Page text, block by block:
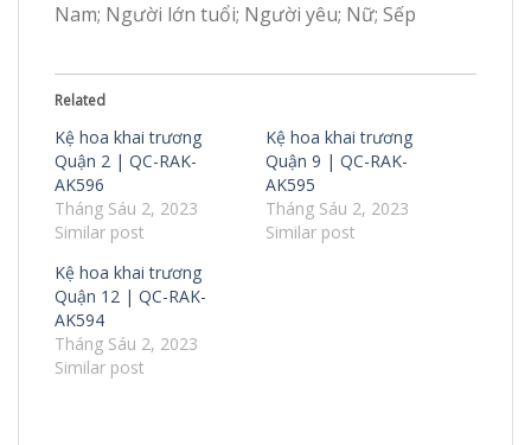
Nam; Người lớn tuổi; Người yêu; Nữ; Sếp
Related
Kệ hoa khai trương
Quận 2 | QC-RAK-
AK596
Tháng Sáu 2, 2023
Similar post
Kệ hoa khai trương
Quận 9 | QC-RAK-
AK595
Tháng Sáu 2, 2023
Similar post
Kệ hoa khai trương
Quận 12 | QC-RAK-
AK594
Tháng Sáu 2, 2023
Similar post